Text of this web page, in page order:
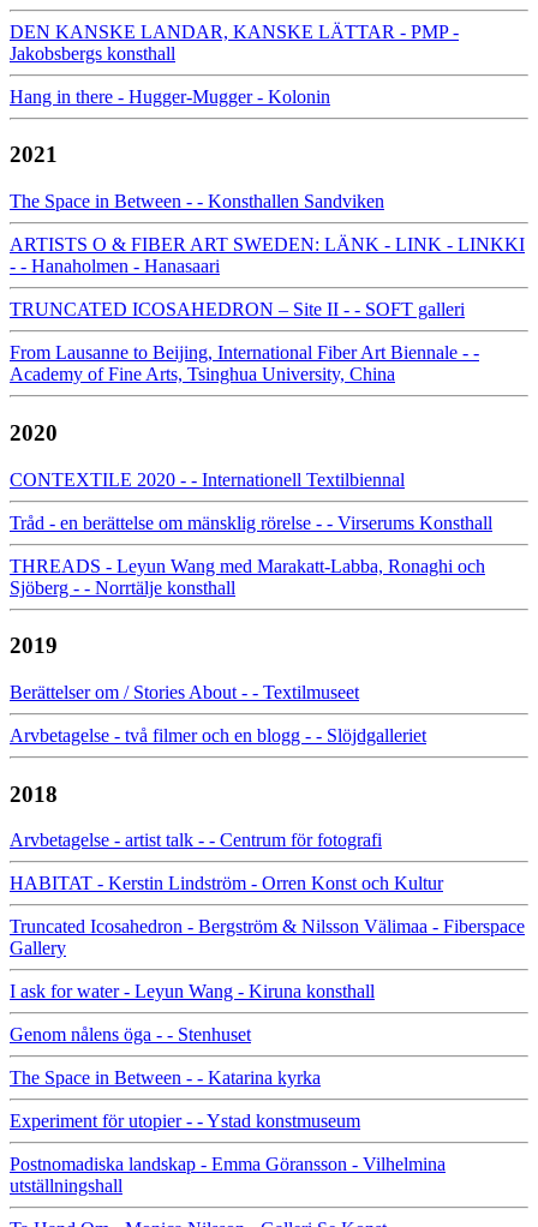
DEN KANSKE LANDAR, KANSKE LÄTTAR - PMP -
Jakobsbergs konsthall
Hang in there - Hugger-Mugger - Kolonin
2021
The Space in Between - - Konsthallen Sandviken
ARTISTS O & FIBER ART SWEDEN: LÄNK - LINK - LINKKI
- - Hanaholmen - Hanasaari
TRUNCATED ICOSAHEDRON – Site II - - SOFT galleri
From Lausanne to Beijing, International Fiber Art Biennale - -
Academy of Fine Arts, Tsinghua University, China
2020
CONTEXTILE 2020 - - Internationell Textilbiennal
Tråd - en berättelse om mänsklig rörelse - - Virserums Konsthall
THREADS - Leyun Wang med Marakatt-Labba, Ronaghi och
Sjöberg - - Norrtälje konsthall
2019
Berättelser om / Stories About - - Textilmuseet
Arvbetagelse - två filmer och en blogg - - Slöjdgalleriet
2018
Arvbetagelse - artist talk - - Centrum för fotografi
HABITAT - Kerstin Lindström - Orren Konst och Kultur
Truncated Icosahedron - Bergström & Nilsson Välimaa - Fiberspace
Gallery
I ask for water - Leyun Wang - Kiruna konsthall
Genom nålens öga - - Stenhuset
The Space in Between - - Katarina kyrka
Experiment för utopier - - Ystad konstmuseum
Postnomadiska landskap - Emma Göransson - Vilhelmina
utställningshall